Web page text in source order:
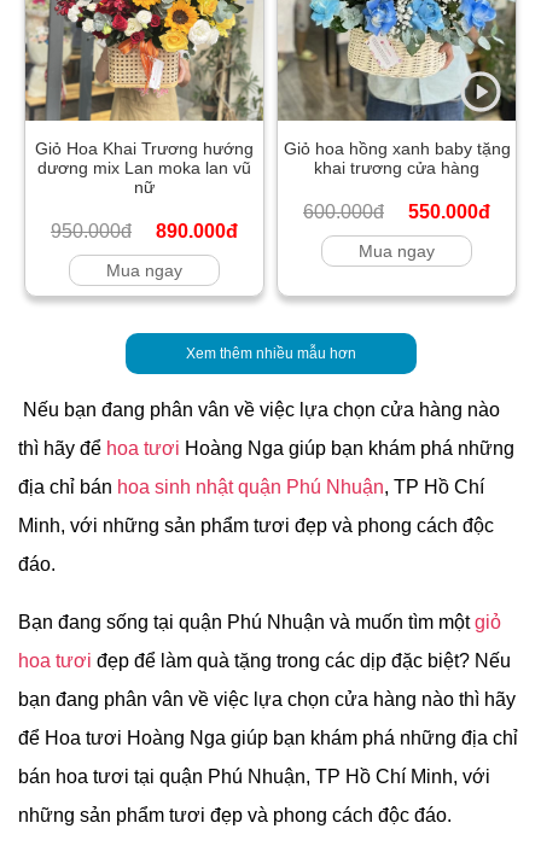
Giỏ Hoa Khai Trương hướng
dương mix Lan moka lan vũ
nữ
950.000đ 890.000đ
Mua ngay
Giỏ hoa hồng xanh baby tặng
khai trương cửa hàng
600.000đ 550.000đ
Mua ngay
Xem thêm nhiều mẫu hơn
Nếu bạn đang phân vân về việc lựa chọn cửa hàng nào
thì hãy để hoa tươi Hoàng Nga giúp bạn khám phá những
địa chỉ bán hoa sinh nhật quận Phú Nhuận, TP Hồ Chí
Minh, với những sản phẩm tươi đẹp và phong cách độc
đáo.
Bạn đang sống tại quận Phú Nhuận và muốn tìm mộtgiỏ
hoa tươi đẹp để làm quà tặng trong các dịp đặc biệt? Nếu
bạn đang phân vân về việc lựa chọn cửa hàng nào thì hãy
để Hoa tươi Hoàng Nga giúp bạn khám phá những địa chỉ
bán hoa tươi tại quận Phú Nhuận, TP Hồ Chí Minh, với
những sản phẩm tươi đẹp và phong cách độc đáo.